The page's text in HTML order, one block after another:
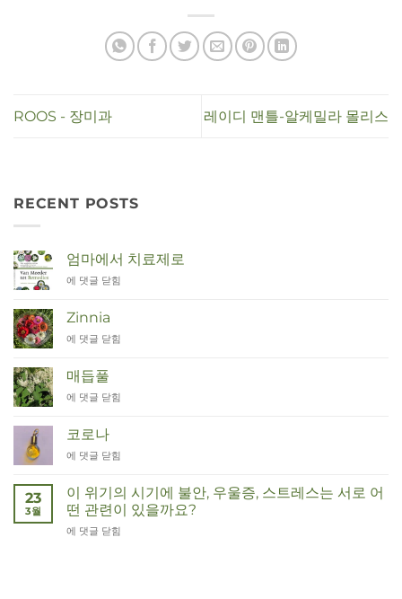
ROOS - 장미과 레이디 맨틀-알케밀라 몰리스
RECENT POSTS
엄마에서 치료제로
Van
tot
Remedies
에 댓글 닫힘
Zinnia
Zinnia
에 댓글 닫힘
매듭풀
Duizendknoop
에 댓글 닫힘
코로나
Corona
에 댓글 닫힘
23
3월
이 위기의 시기에 불안, 우울증, 스트레스는 서로 어
떤 관련이 있을까요?
Wat
에 댓글 닫힘